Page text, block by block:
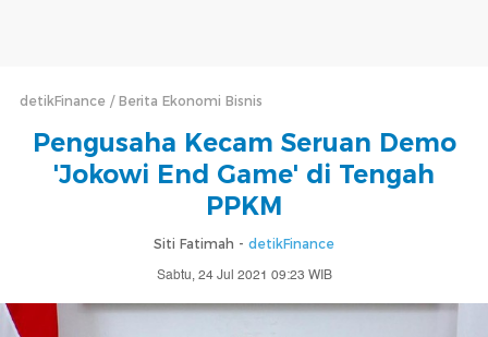
detikFinance Berita Ekonomi Bisnis
Pengusaha Kecam Seruan Demo
'Jokowi End Game' di Tengah
PPKM
Siti Fatimah - detikFinance
Sabtu, 24 Jul 2021 09:23 WIB